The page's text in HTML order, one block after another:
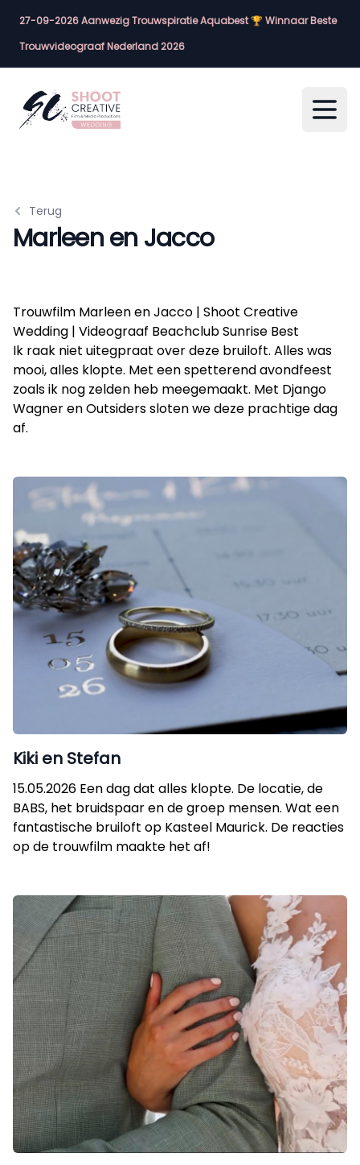
27-09-2026 Aanwezig Trouwspiratie Aquabest 🏆 Winnaar Beste
Trouwvideograaf Nederland 2026
Terug
Marleen en Jacco
Trouwfilm Marleen en Jacco | Shoot Creative
Wedding | Videograaf Beachclub Sunrise Best
Ik raak niet uitegpraat over deze bruiloft. Alles was
mooi, alles klopte. Met een spetterend avondfeest
zoals ik nog zelden heb meegemaakt. Met Django
Wagner en Outsiders sloten we deze prachtige dag
af.
Kiki en Stefan
15.05.2026 Een dag dat alles klopte. De locatie, de
BABS, het bruidspaar en de groep mensen. Wat een
fantastische bruiloft op Kasteel Maurick. De reacties
op de trouwfilm maakte het af!